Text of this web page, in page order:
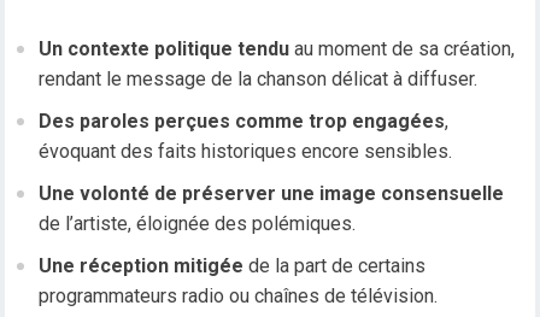
Un contexte politique tendu au moment de sa création,
rendant le message de la chanson délicat à diffuser.
Des paroles perçues comme trop engagées,
évoquant des faits historiques encore sensibles.
Une volonté de préserver une image consensuelle
de l’artiste, éloignée des polémiques.
Une réception mitigée de la part de certains
programmateurs radio ou chaînes de télévision.